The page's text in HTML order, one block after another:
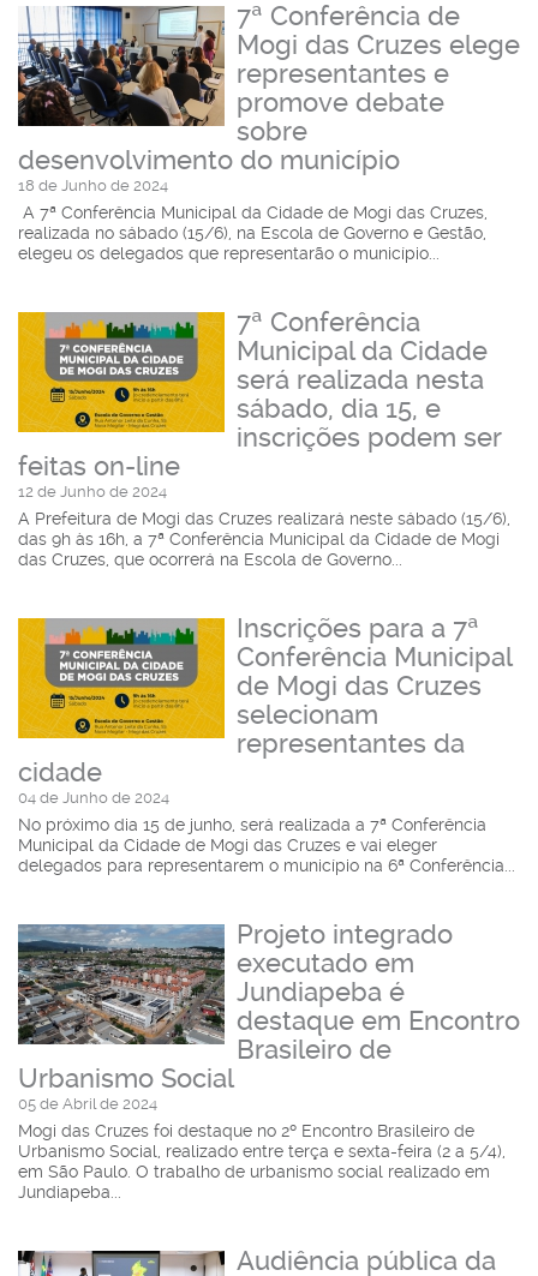
7ª Conferência de
Mogi das Cruzes elege
representantes e
promove debate
sobre
desenvolvimento do município
18 de Junho de 2024
A 7ª Conferência Municipal da Cidade de Mogi das Cruzes,
realizada no sábado (15/6), na Escola de Governo e Gestão,
elegeu os delegados que representarão o município...
7ª Conferência
Municipal da Cidade
será realizada nesta
sábado, dia 15, e
inscrições podem ser
feitas on-line
12 de Junho de 2024
A Prefeitura de Mogi das Cruzes realizará neste sábado (15/6),
das 9h às 16h, a 7ª Conferência Municipal da Cidade de Mogi
das Cruzes, que ocorrerá na Escola de Governo...
Inscrições para a 7ª
Conferência Municipal
de Mogi das Cruzes
selecionam
representantes da
cidade
04 de Junho de 2024
No próximo dia 15 de junho, será realizada a 7ª Conferência
Municipal da Cidade de Mogi das Cruzes e vai eleger
delegados para representarem o município na 6ª Conferência...
Projeto integrado
executado em
Jundiapeba é
destaque em Encontro
Brasileiro de
Urbanismo Social
05 de Abril de 2024
Mogi das Cruzes foi destaque no 2º Encontro Brasileiro de
Urbanismo Social, realizado entre terça e sexta-feira (2 a 5/4),
em São Paulo. O trabalho de urbanismo social realizado em
Jundiapeba...
Audiência pública da